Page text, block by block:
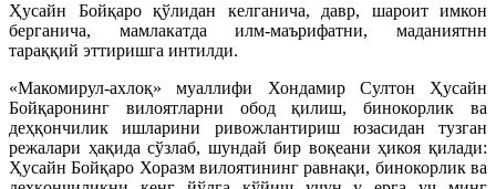
Ҳусайн Бойқаро қўлидан келганича, давр, шароит имкон
берганича, мамлакатда илм-маърифатни, маданиятнн
тараққий эттиришга интилди.
«Макомирул-ахлоқ» муаллифи Хондамир Султон Ҳусайн
Бойқаронинг вилоятларни обод қилиш, бинокорлик ва
деҳқончилик ишларини ривожлантириш юзасидан тузган
режалари ҳақида сўзлаб, шундай бир воқеани ҳикоя қилади:
Ҳусайн Бойқаро Хоразм вилоятининг равнақи, бинокорлик ва